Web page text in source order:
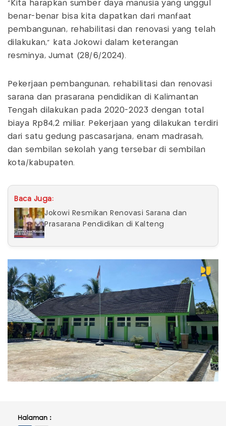
"Kita harapkan sumber daya manusia yang unggul
benar-benar bisa kita dapatkan dari manfaat
pembangunan, rehabilitasi dan renovasi yang telah
dilakukan," kata Jokowi dalam keterangan
resminya, Jumat (28/6/2024).
Pekerjaan pembangunan, rehabilitasi dan renovasi
sarana dan prasarana pendidikan di Kalimantan
Tengah dilakukan pada 2020-2023 dengan total
biaya Rp84,2 miliar. Pekerjaan yang dilakukan terdiri
dari satu gedung pascasarjana, enam madrasah,
dan sembilan sekolah yang tersebar di sembilan
kota/kabupaten.
Baca Juga:
Jokowi Resmikan Renovasi Sarana dan
Prasarana Pendidikan di Kalteng
Halaman :